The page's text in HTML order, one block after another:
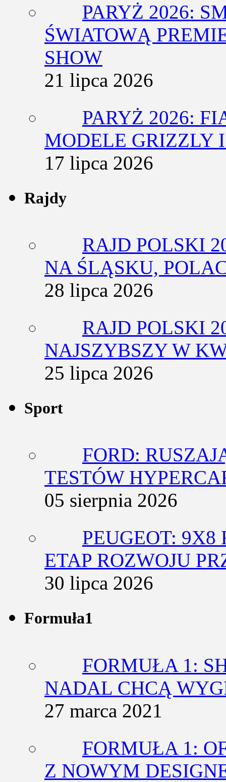
PARYŻ 2026:
ŚWIATOWĄ
SHOW
21 lipca 2026
PARYŻ 2026:
MODELE GRIZZLY
17 lipca 2026
Rajdy
RAJD POLSKI
NA ŚLĄSKU,
28 lipca 2026
RAJD POLSKI
NAJSZYBSZY W
25 lipca 2026
Sport
FORD:
TESTÓW
05 sierpnia 2026
PEUGEOT: 9X8
ETAP ROZWOJU
30 lipca 2026
Formuła1
FORMUŁA 1:
NADAL CHCĄ
27 marca 2021
FORMUŁA 1:
Z NOWYM